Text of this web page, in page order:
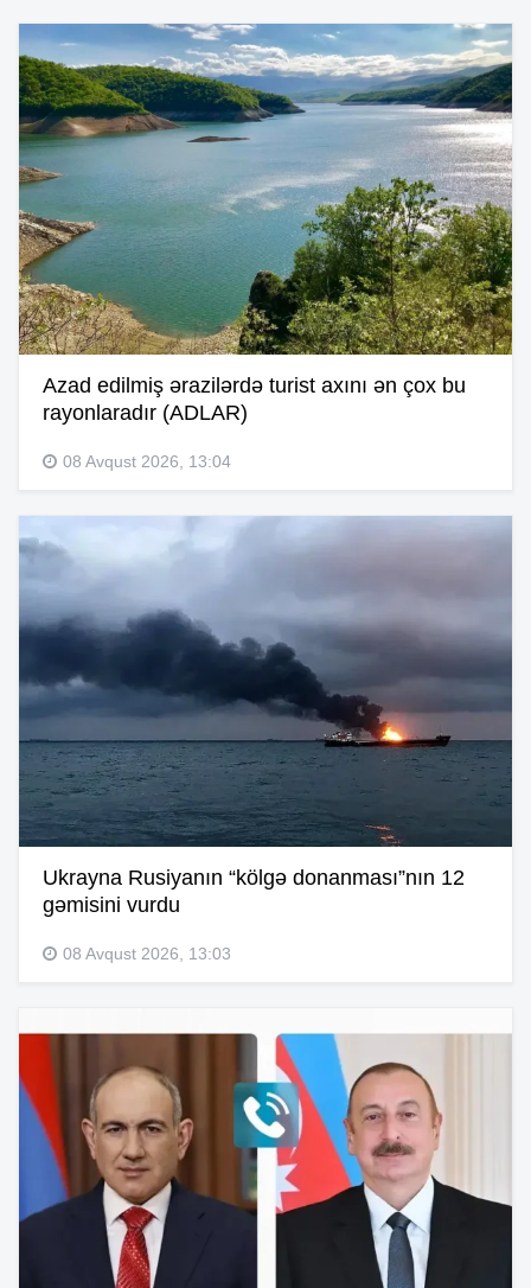
Azad edilmiş ərazilərdə turist axını ən çox bu
rayonlaradır (ADLAR)
08 Avqust 2026, 13:04
Ukrayna Rusiyanın “kölgə donanması”nın 12
gəmisini vurdu
08 Avqust 2026, 13:03